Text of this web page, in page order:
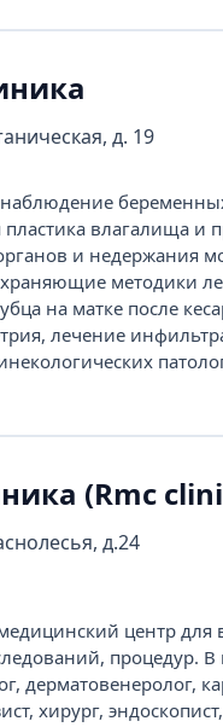
д. 19
влагалища и
и недержания
методики
на матке после
лечение
(Rmc
д.24
центр для
процедур.
дерматовенеролог,
хирург,